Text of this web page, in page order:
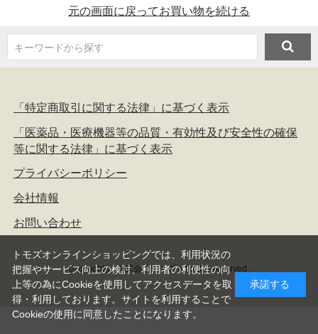
元の画面に戻ってお買い物を続ける
キーワードから探す
「特定商取引に関する法律」に基づく表示
「医薬品・医療機器等の品質・有効性及び安全性の確保
等に関する法律」に基づく表示
プライバシーポリシー
会社情報
お問い合わせ
copyright(c) 株式会社トモズ all rights reserved.
トモズオンラインショッピングでは、利用状況の
把握やサービス向上の検討、利用者の利便性の向
上等の為にCookieを使用してアクセスデータを取
得・利用しております。サイトを利用することで
Cookieの使用に同意したことになります。
承諾する